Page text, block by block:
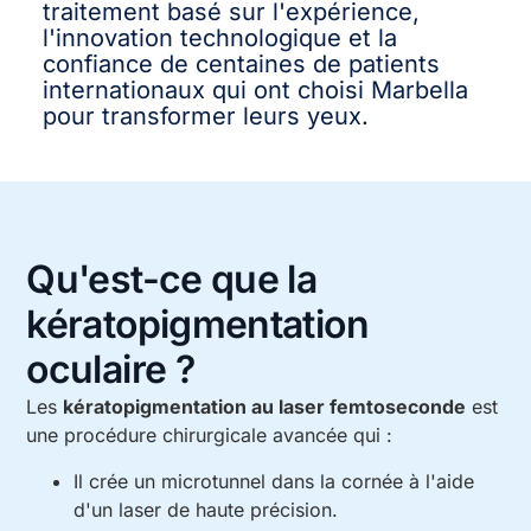
traitement basé sur l'expérience,
l'innovation technologique et la
confiance de centaines de patients
internationaux qui ont choisi Marbella
pour transformer leurs yeux.
Qu'est-ce que la
kératopigmentation
oculaire ?
Les kératopigmentation au laser femtoseconde est
une procédure chirurgicale avancée qui :
Il crée un microtunnel dans la cornée à l'aide
d'un laser de haute précision.